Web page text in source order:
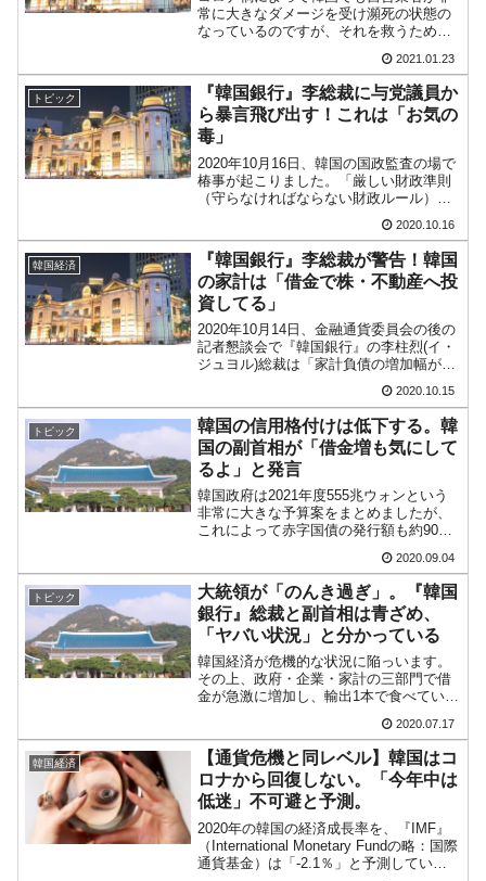
常に大きなダメージを受け瀕死の状態の
なっているのですが、それを救うため与
損失を補てんしようというのです。自営
業の損失を最大70％まで補償営業制限を
受けている業種では60...
2021.01.23
トピック
『韓国銀行』李総裁に与党議員か
ら暴言飛び出す！これは「お気の
毒」
2020年10月16日、韓国の国政監査の場で
椿事が起こりました。「厳しい財政準則
（守らなければならない財政ルール）が
(イ・ジュヨル)総裁に、『民主党』のヤ
ン・ギョンスク議員が暴言を放ちまし
た。これを報じた韓...
2020.10.16
韓国経済
『韓国銀行』李総裁が警告！韓国
の家計は「借金で株・不動産へ投
資してる」
2020年10月14日、金融通貨委員会の後の
記者懇談会で『韓国銀行』の李柱烈(イ・
ジュヨル)総裁は「家計負債の増加幅が拡
い」と発言しました。2020年10月13日に
公表した「2020年09月中の金融市場の
動...
2020.10.15
トピック
韓国の信用格付けは低下する。韓
国の副首相が「借金増も気にして
るよ」と発言
韓国政府は2021年度555兆ウォンという
非常に大きな予算案をまとめましたが、
これによって赤字国債の発行額も約90兆
す）も史上最大の金額に膨れあがりま
す。また2022年には債務総額が「1,000兆
ウォン」...
2020.09.04
トピック
大統領が「のんき過ぎ」。『韓国
銀行』総裁と副首相は青ざめ、
「ヤバい状況」と分かっている
韓国経済が危機的な状況に陥っいます。
その上、政府・企業・家計の三部門で借
金が急激に増加し、輸出1本で食べている
況ですので、いわば四面楚歌の八方ふさ
がりです。ところが、文在寅大統領はと
いうと「韓国版ニューデ...
2020.07.17
韓国経済
【通貨危機と同レベル】韓国はコ
ロナから回復しない。「今年中は
低迷」不可避と予測。
2020年の韓国の経済成長率を、『IMF』
（International Monetary Fundの略：国際
通貨基金）は「-2.1％」と予測していま